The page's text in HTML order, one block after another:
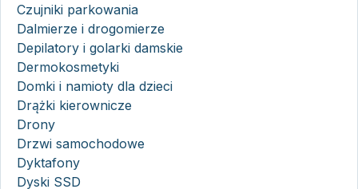
Czujniki parkowania
Dalmierze i drogomierze
Depilatory i golarki damskie
Dermokosmetyki
Domki i namioty dla dzieci
Drążki kierownicze
Drony
Drzwi samochodowe
Dyktafony
Dyski SSD